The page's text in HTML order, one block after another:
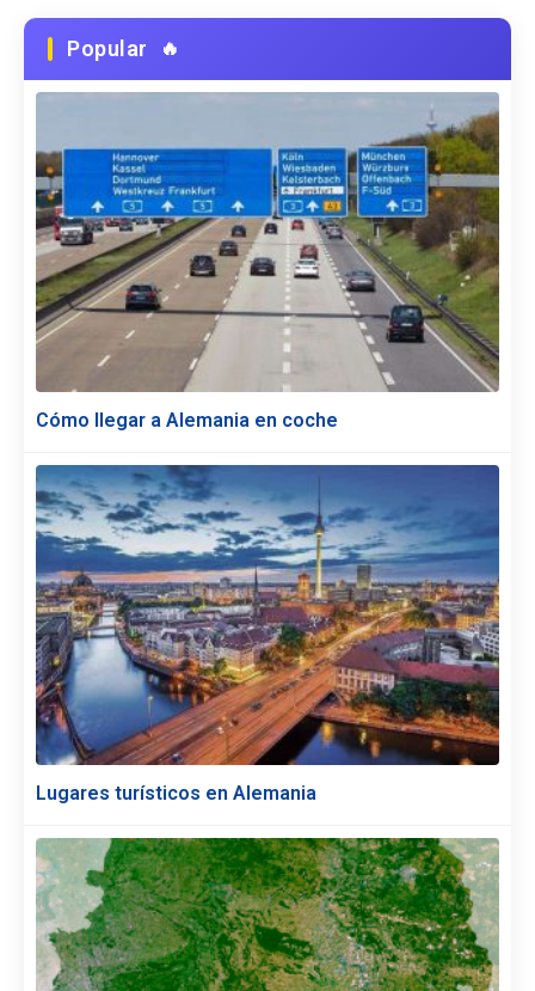
Popular
Cómo llegar a Alemania en coche
Lugares turísticos en Alemania